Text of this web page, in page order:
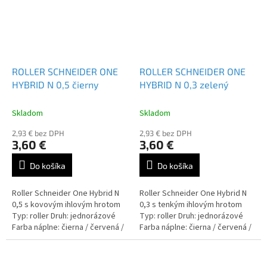
ROLLER SCHNEIDER ONE
HYBRID N 0,5 čierny
Skladom
2,93 € bez DPH
3,60 €
Do košíka
Roller Schneider One Hybrid N
0,5 s kovovým ihlovým hrotom
Typ: roller Druh: jednorázové
Farba náplne: čierna / červená /
modrá / zelená / lilac
ROLLER SCHNEIDER ONE
HYBRID N 0,3 zelený
Skladom
2,93 € bez DPH
3,60 €
Do košíka
Roller Schneider One Hybrid N
0,3 s tenkým ihlovým hrotom
Typ: roller Druh: jednorázové
Farba náplne: čierna / červená /
modrá / zelená / lilac